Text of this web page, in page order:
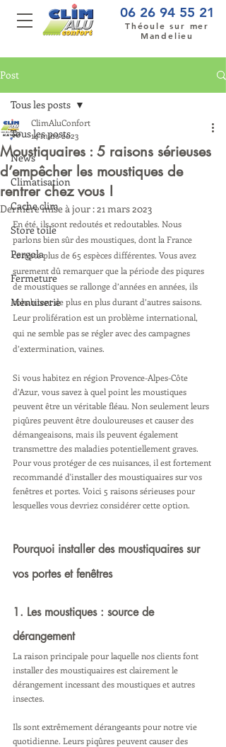
06 26 94 55 21
Théoule sur mer
Mandelieu
Post
Tous les posts
News
Climatisation
Cache clim
Store toile
Pergola
Fermeture
Menuiserie
Tous les posts
Moustiquaires : 5 raisons sérieuses
d’empêcher les moustiques de
rentrer chez vous !
ClimAluConfort
14 mars 2023
Dernière mise à jour :21 mars 2023
En été, ils sont redoutés et redoutables. Nous
parlons bien sûr des moustiques, dont la France
compte plus de 65 espèces différentes. Vous avez
surement dû remarquer que la période des piqures
de moustiques se rallonge d’années en années, ils
cohabitent de plus en plus durant d’autres saisons.
Leur prolifération est un problème international,
qui ne semble pas se régler avec des campagnes
d’extermination, vaines.
Si vous habitez en région Provence-Alpes-Côte
d’Azur, vous savez à quel point les moustiques
peuvent être un véritable fléau. Non seulement leurs
piqûres peuvent être douloureuses et causer des
démangeaisons, mais ils peuvent également
transmettre des maladies potentiellement graves.
Pour vous protéger de ces nuisances, il est fortement
recommandé d'installer des moustiquaires sur vos
fenêtres et portes. Voici 5 raisons sérieuses pour
lesquelles vous devriez considérer cette option.
Pourquoi installer des moustiquaires sur
vos portes et fenêtres
1. Les moustiques : source de
dérangement
La raison principale pour laquelle nos clients font
installer des moustiquaires est clairement le
dérangement incessant des moustiques et autres
insectes.
Ils sont extrêmement dérangeants pour notre vie
quotidienne. Leurs piqûres peuvent causer des